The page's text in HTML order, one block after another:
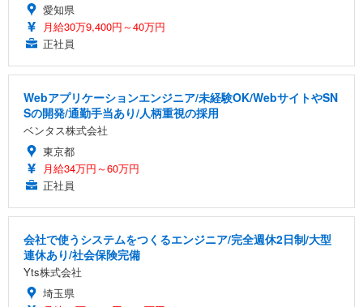
愛知県
月給30万9,400円～40万円
正社員
Webアプリケーションエンジニア/未経験OK/WebサイトやSN
Sの開発/通勤手当あり/人柄重視の採用
ベンタス株式会社
東京都
月給34万円～60万円
正社員
会社で使うシステムをつくるエンジニア/完全週休2日制/大型
連休あり/社会保険完備
Yts株式会社
埼玉県